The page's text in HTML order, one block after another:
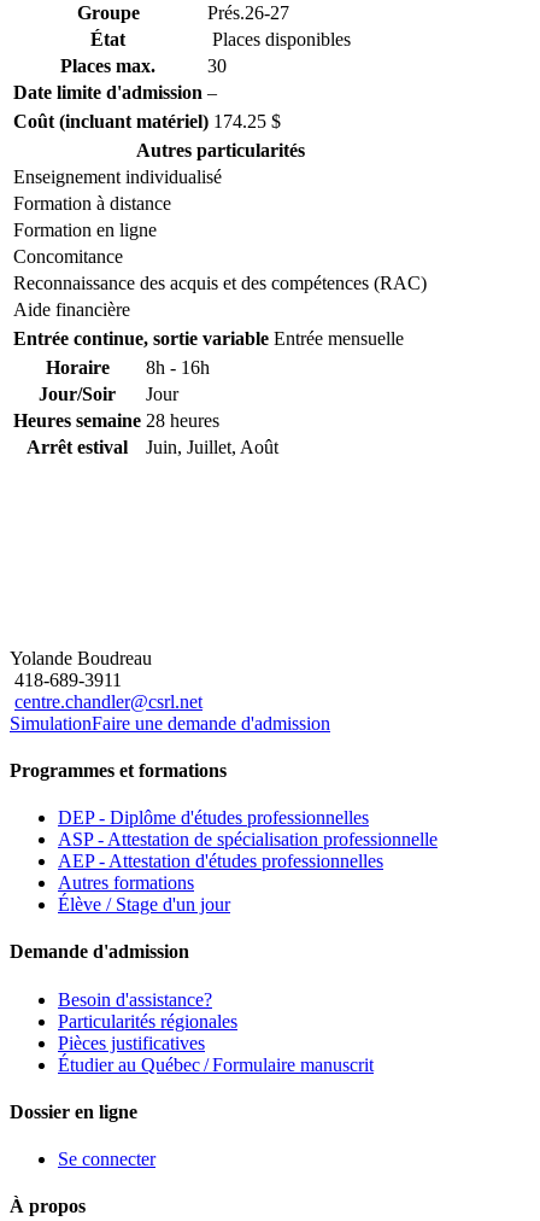
Groupe
Prés.26-27
État
Places disponibles
Places max.
30
Date limite d'admission –
Coût (incluant matériel) 174.25 $
Autres particularités
Enseignement individualisé
Formation à distance
Formation en ligne
Concomitance
Reconnaissance des acquis et des compétences (RAC)
Aide financière
Entrée continue, sortie variable Entrée mensuelle
Horaire
8h - 16h
Jour/Soir
Jour
Heures semaine 28 heures
Arrêt estival
Juin, Juillet, Août
Yolande Boudreau
418-689-3911
centre.chandler@csrl.net
SimulationFaire une demande d'admission
Programmes et formations
DEP - Diplôme d'études professionnelles
ASP - Attestation de spécialisation professionnelle
AEP - Attestation d'études professionnelles
Autres formations
Élève / Stage d'un jour
Demande d'admission
Besoin d'assistance?
Particularités régionales
Pièces justificatives
Étudier au Québec / Formulaire manuscrit
Dossier en ligne
Se connecter
À propos